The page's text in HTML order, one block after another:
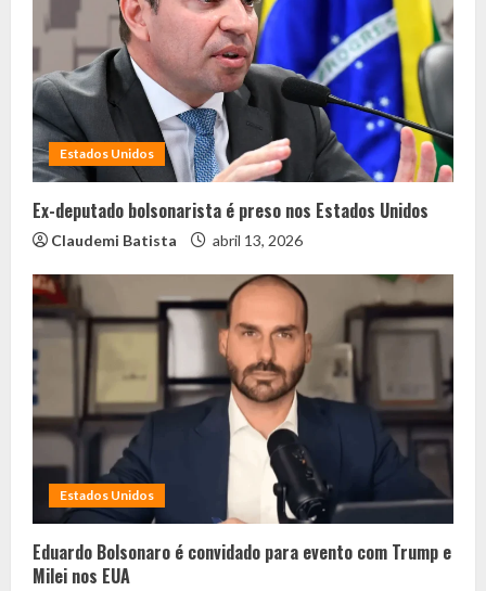
Estados Unidos
Ex-deputado bolsonarista é preso nos Estados Unidos
Claudemi Batista abril 13, 2026
Estados Unidos
Eduardo Bolsonaro é convidado para evento com Trump e
Milei nos EUA